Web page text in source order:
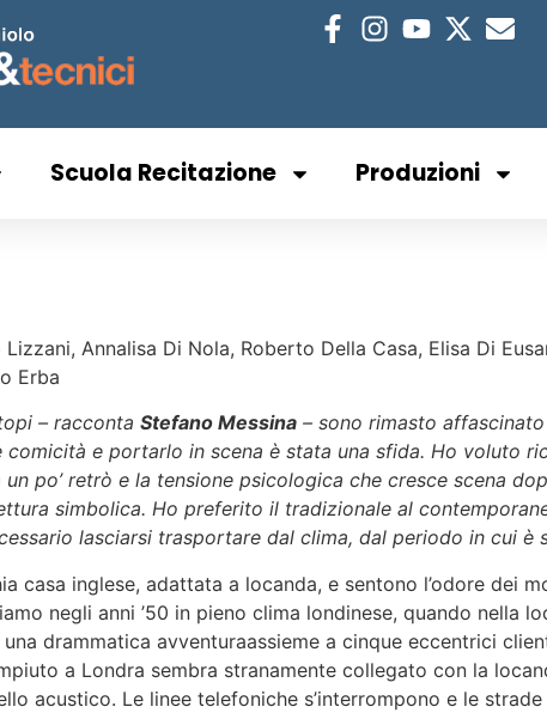
Scuola Recitazione Produzioni
Annalisa Di Nola, Roberto Della Casa, Elisa Di
Erba
– racconta Stefano Messina – sono rimasto
comicità e portarlo in scena è stata una sfida. Ho voluto
po’ retrò e la tensione psicologica che cresce scena
simbolica. Ho preferito il tradizionale al
lasciarsi trasportare dal clima, dal periodo in cui è
casa inglese, adattata a locanda, e sentono l’odore dei
negli anni ’50 in pieno clima londinese, quando nella
drammatica avventuraassieme a cinque eccentrici
a Londra sembra stranamente collegato con la
acustico. Le linee telefoniche s’interrompono e le